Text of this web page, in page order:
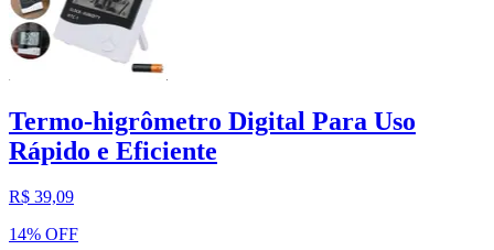
Termo-higrômetro Digital Para Uso
Rápido e Eficiente
R$ 39,09
14% OFF